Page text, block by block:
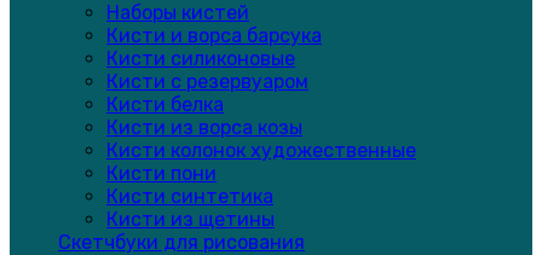
Наборы кистей
Кисти и ворса барсука
Кисти силиконовые
Кисти с резервуаром
Кисти белка
Кисти из ворса козы
Кисти колонок художественные
Кисти пони
Кисти синтетика
Кисти из щетины
Скетчбуки для рисования